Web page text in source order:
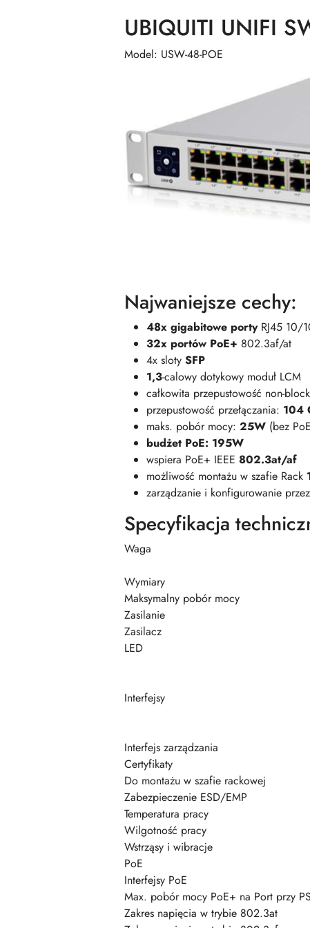
UBIQUITI UNIFI
Model: USW-48-POE
Najwaniejsze cechy:
48x gigabitowe portyRJ45 10/
32x portów PoE+ 802.3af/at
4x sloty SFP
1,3-calowy dotykowy moduł LCM
całkowita przepustowość non-
przepustowość przełączania: 104
maks. pobór mocy: 25W (bez
budżet PoE: 195W
wspiera PoE+ IEEE 802.3at/af
możliwość montażu w szafie Rack
zarządzanie i konfigurowanie
Specyfikacja
Waga
Wymiary
Maksymalny pobór mocy
Zasilanie
Zasilacz
LED
Interfejsy
Interfejs zarządzania
Certyfikaty
Do montażu w szafie rackowej
Zabezpieczenie ESD/EMP
Temperatura pracy
Wilgotność pracy
Wstrząsy i wibracje
PoE
Interfejsy PoE
Max. pobór mocy PoE+ na Port przy
Zakres napięcia w trybie 802.3at